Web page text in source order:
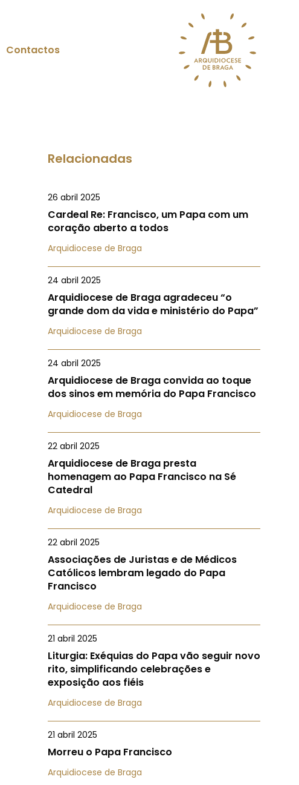
Contactos
Relacionadas
26 abril 2025
Cardeal Re: Francisco, um Papa com um
coração aberto a todos
Arquidiocese de Braga
24 abril 2025
Arquidiocese de Braga agradeceu “o
grande dom da vida e ministério do Papa”
Arquidiocese de Braga
24 abril 2025
Arquidiocese de Braga convida ao toque
dos sinos em memória do Papa Francisco
Arquidiocese de Braga
22 abril 2025
Arquidiocese de Braga presta
homenagem ao Papa Francisco na Sé
Catedral
Arquidiocese de Braga
22 abril 2025
Associações de Juristas e de Médicos
Católicos lembram legado do Papa
Francisco
Arquidiocese de Braga
21 abril 2025
Liturgia: Exéquias do Papa vão seguir novo
rito, simplificando celebrações e
exposição aos fiéis
Arquidiocese de Braga
21 abril 2025
Morreu o Papa Francisco
Arquidiocese de Braga